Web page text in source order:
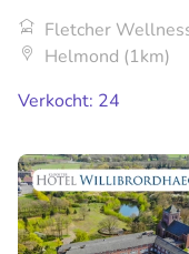
Fletcher
Helmond (1km)
Verkocht: 24